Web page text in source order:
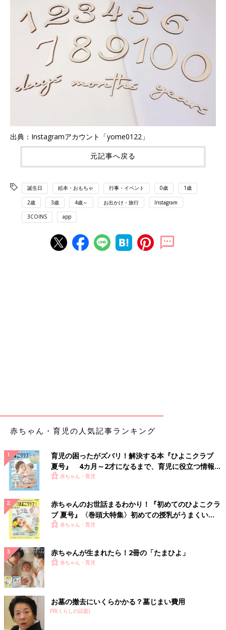
出典：Instagramアカウント「yome0122」
元記事へ戻る
誕生日 絵本・おもちゃ 行事・イベント 0歳 1歳
2歳 3歳 4歳～ お出かけ・旅行 Instagram
3COINS app
赤ちゃん・育児の人気記事ランキング
育児の困ったがズバリ！解決する本『ひよこクラブ
夏号』 4カ月～2才になるまで、育児に役立つ情報が
いっぱい！
赤ちゃん・育児
赤ちゃんのお世話まるわかり！『初めてのひよこクラ
ブ 夏号』〈巻頭大特集〉初めての授乳がうまくい
く！ おっぱい・ミルクの基本と夏のトラブル 解決テ
赤ちゃん・育児
赤ちゃんが生まれたら！2冊の「たまひよ」
赤ちゃん・育児
お墓の撤去にいくらかかる？墓じまい費用
PR(くらしの話題)